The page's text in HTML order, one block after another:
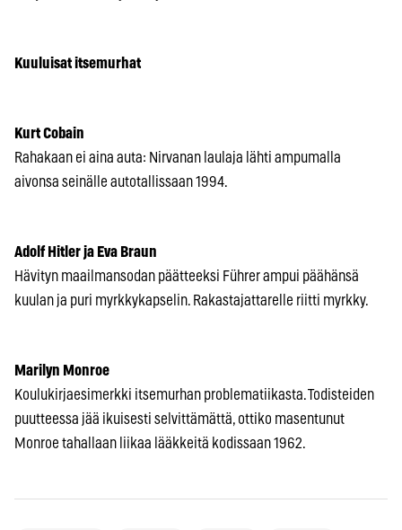
Kuuluisat itsemurhat
Kurt Cobain
Rahakaan ei aina auta: Nirvanan laulaja lähti ampumalla
aivonsa seinälle autotallissaan 1994.
Adolf Hitler ja Eva Braun
Hävityn maailmansodan päätteeksi Führer ampui päähänsä
kuulan ja puri myrkkykapselin. Rakastajattarelle riitti myrkky.
Marilyn Monroe
Koulukirjaesimerkki itsemurhan problematiikasta. Todisteiden
puutteessa jää ikuisesti selvittämättä, ottiko masentunut
Monroe tahallaan liikaa lääkkeitä kodissaan 1962.